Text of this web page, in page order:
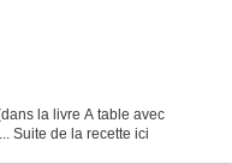
la livre A table avec
Suite de la recette ici